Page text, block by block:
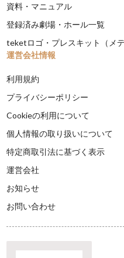
資料・マニュアル
登録済み劇場・ホール一覧
teketロゴ・プレスキット（メデ
運営会社情報
利用規約
プライバシーポリシー
Cookieの利用について
個人情報の取り扱いについて
特定商取引法に基づく表示
運営会社
お知らせ
お問い合わせ